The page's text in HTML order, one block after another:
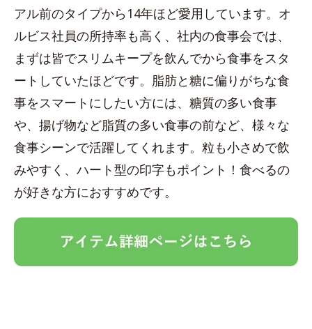
アル前のタイプから14年ほど愛用しています。オ
ルビス社員の所持率も高く、社内の食事会では、
まずは皆でスリムキープを飲んでから食事をスタ
ートしていたほどです。脂肪と糖に偏りがちな食
事をスマートにしたい方には、糖質の多い食事
や、揚げ物など脂質の多い食事の前など、様々な
食事シーンで活躍してくれます。粒も小さめで飲
みやすく、ハート型の印字もポイント！食べるの
が好きな方におすすめです。